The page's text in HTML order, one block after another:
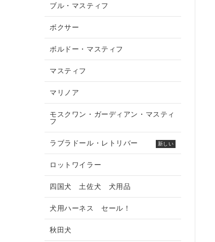
ブル・マスティフ
ボクサー
ボルドー・マスティフ
マスティフ
マリノア
モスクワン・ガーディアン・マスティ
フ
ラブラドール・レトリバー 新しい
ロットワイラー
四国犬 土佐犬 犬用品
犬用ハーネス セール！
秋田犬